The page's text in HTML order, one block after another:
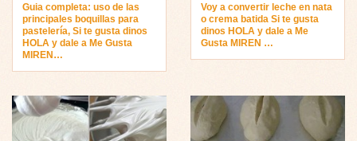
Guia completa: uso de las
principales boquillas para
pastelería, Si te gusta dinos
HOLA y dale a Me Gusta
MIREN…
Voy a convertir leche en nata
o crema batida Si te gusta
dinos HOLA y dale a Me
Gusta MIREN …